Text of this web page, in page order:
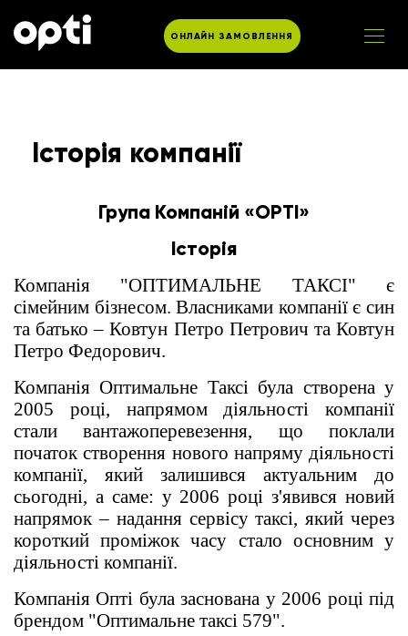
ОНЛАЙН ЗАМОВЛЕННЯ
Історія компанії
Група Компаній «OPTI»
Історія
Компанія "ОПТИМАЛЬНЕ ТАКСІ" є
сімейним бізнесом. Власниками компанії є син
та батько – Ковтун Петро Петрович та Ковтун
Петро Федорович.
Компанія Оптимальне Таксі була створена у
2005 році, напрямом діяльності компанії
стали вантажоперевезення, що поклали
початок створення нового напряму діяльності
компанії, який залишився актуальним до
сьогодні, а саме: у 2006 році з'явився новий
напрямок – надання сервісу таксі, який через
короткий проміжок часу стало основним у
діяльності компанії.
Компанія Опті була заснована у 2006 році під
брендом "Оптимальне таксі 579".